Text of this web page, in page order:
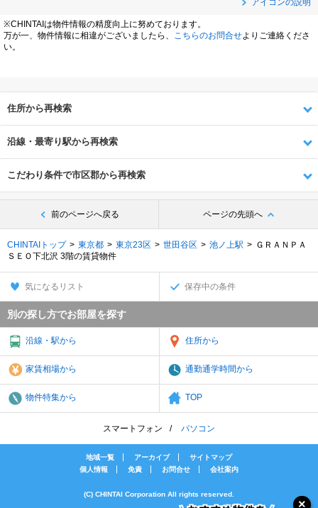
アイコンの説明
※CHINTAIは物件情報の精度向上に努めております。
万が一、物件情報に相違がございましたら、
こちらのお問合せよりご連絡くださ
い。
住所から再検索
沿線・最寄り駅から再検索
こだわり条件で市区郡から再検索
前のページへ戻る ページの先頭へ
CHINTAIトップ 東京都 東京23区 世田谷区 池ノ上駅
ＧＲＡＮＰＡ
ＳＥＯ下北沢 3階の賃貸物件
気になるリスト 保存中の条件
別の探し方でお部屋を探す
沿線・駅から 住所から
家賃相場から 通勤通学時間から
物件特集から TOP
スマートフォン パソコン
地域一覧 アーカイブ
サイトマップ
個人情報
免責 お問合せ 会社案内
(C) CHINTAI Corporation All rights reserved.